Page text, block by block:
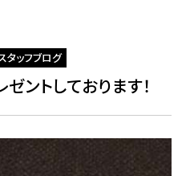
タッフブログ
ントしております！